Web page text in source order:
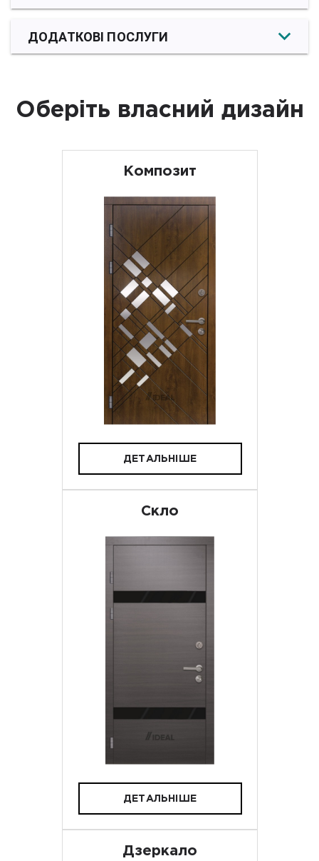
ДОДАТКОВІ ПОСЛУГИ
Оберіть власний дизайн
Композит
ДЕТАЛЬНІШЕ
Скло
ДЕТАЛЬНІШЕ
Дзеркало